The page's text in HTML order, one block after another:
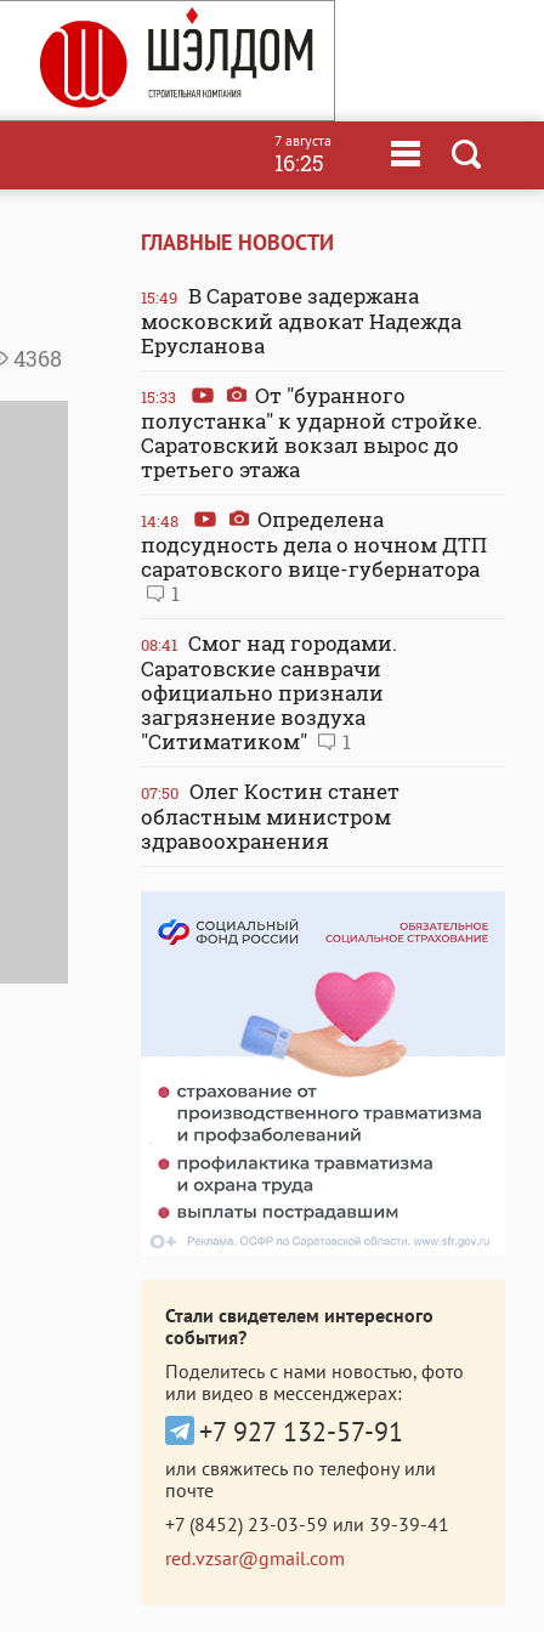
7 августа
16:25
4368
ГЛАВНЫЕ НОВОСТИ
15:49 В Саратове задержана
московский адвокат Надежда
Ерусланова
15:33
От "буранного
полустанка" к ударной стройке.
Саратовский вокзал вырос до
третьего этажа
14:48
Определена
подсудность дела о ночном ДТП
саратовского вице-губернатора
1
08:41 Смог над городами.
Саратовские санврачи
официально признали
загрязнение воздуха
"Ситиматиком"
1
07:50 Олег Костин станет
областным министром
здравоохранения
Стали свидетелем интересного
события?
Поделитесь с нами новостью, фото
или видео в мессенджерах:
+7 927 132-57-91
или свяжитесь по телефону или
почте
+7 (8452) 23-03-59 или 39-39-41
red.vzsar@gmail.com